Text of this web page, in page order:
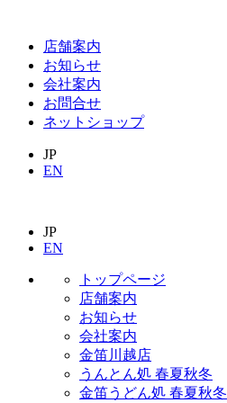
店舗案内
お知らせ
会社案内
お問合せ
ネットショップ
JP
EN
JP
EN
トップページ
店舗案内
お知らせ
会社案内
金笛川越店
うんとん処 春夏秋冬
金笛うどん処 春夏秋冬